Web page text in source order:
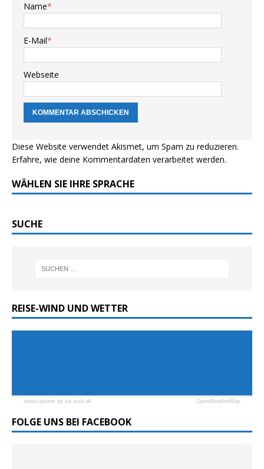
Name*
E-Mail*
Webseite
Diese Website verwendet Akismet, um Spam zu reduzieren.
Erfahre, wie deine Kommentardaten verarbeitet werden.
WÄHLEN SIE IHRE SPRACHE
SUCHE
REISE-WIND UND WETTER
realizzazione by siti web ok OpenWeatherMap
FOLGE UNS BEI FACEBOOK